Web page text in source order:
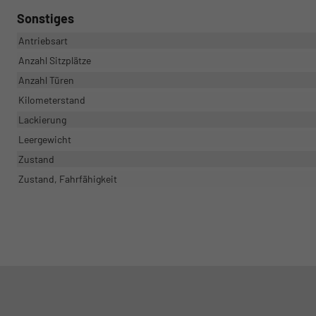
Sonstiges
Antriebsart
Anzahl Sitzplätze
Anzahl Türen
Kilometerstand
Lackierung
Leergewicht
Zustand
Zustand, Fahrfähigkeit